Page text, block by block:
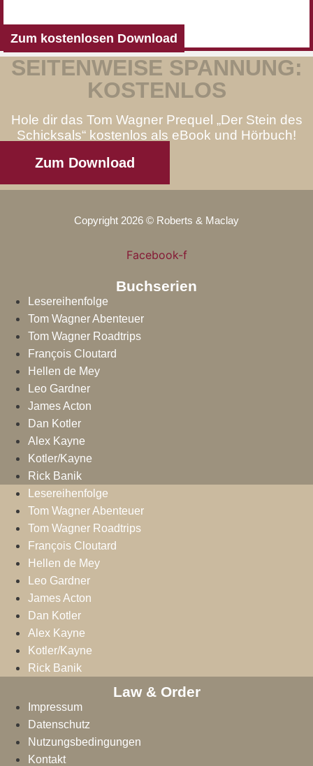
Zum kostenlosen Download
SEITENWEISE SPANNUNG:
KOSTENLOS
Hole dir das Tom Wagner Prequel „Der Stein des
Schicksals“ kostenlos als eBook und Hörbuch!
Zum Download
Copyright 2026 © Roberts & Maclay
Facebook-f
Buchserien
Lesereihenfolge
Tom Wagner Abenteuer
Tom Wagner Roadtrips
François Cloutard
Hellen de Mey
Leo Gardner
James Acton
Dan Kotler
Alex Kayne
Kotler/Kayne
Rick Banik
Lesereihenfolge
Tom Wagner Abenteuer
Tom Wagner Roadtrips
François Cloutard
Hellen de Mey
Leo Gardner
James Acton
Dan Kotler
Alex Kayne
Kotler/Kayne
Rick Banik
Law & Order
Impressum
Datenschutz
Nutzungsbedingungen
Kontakt